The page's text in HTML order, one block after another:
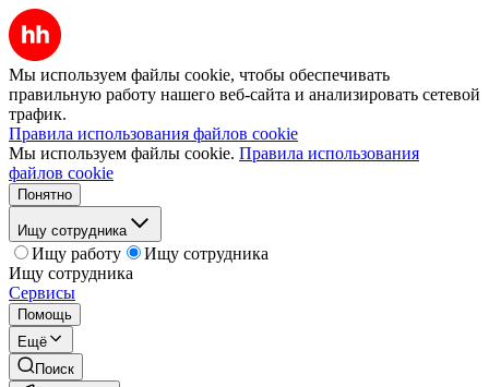
Мы используем файлы cookie, чтобы обеспечивать
правильную работу нашего веб-сайта и анализировать сетевой
трафик.
Правила использования файлов cookie
Мы используем файлы cookie. Правила использования
файлов cookie
Понятно
Ищу сотрудника
Ищу работу
Ищу сотрудника
Ищу сотрудника
Сервисы
Помощь
Ещё
Поиск